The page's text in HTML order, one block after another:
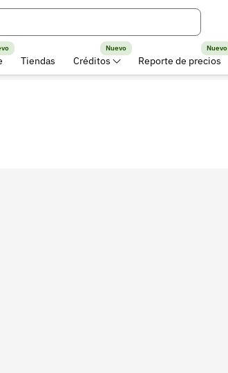
Tiendas Créditos
Nuevo
Reporte de precios
Nuevo